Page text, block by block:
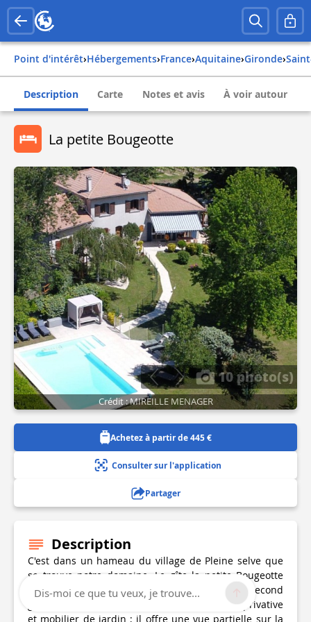
Point d'intérêt› Hébergements› france› aquitaine› gironde›
Description Carte Notes et avis À voir autour
La petite Bougeotte
10 photo(s)
Crédit : MIREILLE MENAGER
Achetez à partir de 445 €
Consulter sur l'application
Partager
Description
C'est dans un hameau du village de Pleine selve que
se trouve notre domaine. Le gîte la petite Bougeotte
est mitoyen à notre habitation et adossé à un second
gîte. Il dispose d'un jardin clos avec terrasse privative
et mobilier de jardin ; il offre une vue partielle sur la
Dis-moi ce que tu veux, je trouve...